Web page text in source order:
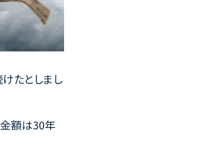
たとしまし
額は30年